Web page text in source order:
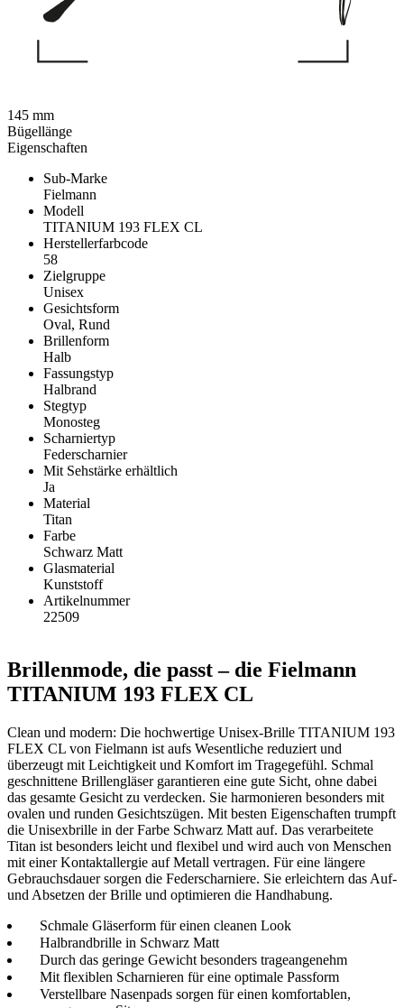
Eigenschaften
Sub-Marke
Fielmann
Modell
TITANIUM 193 FLEX CL
Herstellerfarbcode
58
Zielgruppe
Unisex
Gesichtsform
Oval, Rund
Brillenform
Halb
Fassungstyp
Halbrand
Stegtyp
Monosteg
Scharniertyp
Federscharnier
Mit Sehstärke erhältlich
Ja
Material
Titan
Farbe
Schwarz Matt
Glasmaterial
Kunststoff
Artikelnummer
22509
Brillenmode, die passt – die Fielmann
TITANIUM 193 FLEX CL
Clean und modern: Die hochwertige Unisex-Brille TITANIUM 193
FLEX CL von Fielmann ist aufs Wesentliche reduziert und
überzeugt mit Leichtigkeit und Komfort im Tragegefühl. Schmal
geschnittene Brillengläser garantieren eine gute Sicht, ohne dabei
das gesamte Gesicht zu verdecken. Sie harmonieren besonders mit
ovalen und runden Gesichtszügen. Mit besten Eigenschaften trumpft
die Unisexbrille in der Farbe Schwarz Matt auf. Das verarbeitete
Titan ist besonders leicht und flexibel und wird auch von Menschen
mit einer Kontaktallergie auf Metall vertragen. Für eine längere
Gebrauchsdauer sorgen die Federscharniere. Sie erleichtern das Auf-
und Absetzen der Brille und optimieren die Handhabung.
Schmale Gläserform für einen cleanen Look
Halbrandbrille in Schwarz Matt
Durch das geringe Gewicht besonders trageangenehm
Mit flexiblen Scharnieren für eine optimale Passform
Verstellbare Nasenpads sorgen für einen komfortablen,
145 mm
Bügellänge